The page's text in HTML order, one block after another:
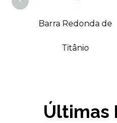
Barra Redonda de
Titânio
Últimas